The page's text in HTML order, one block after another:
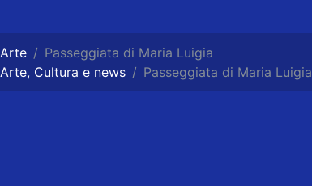
Arte
Passeggiata di Maria Luigia
Arte, Cultura e news Passeggiata di Maria Luigia